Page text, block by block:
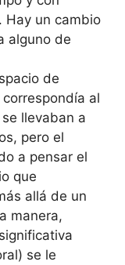
Hay un cambio
alguno de
de
al
llevaban a
pero el
a pensar el
que
allá de un
manera,
se le